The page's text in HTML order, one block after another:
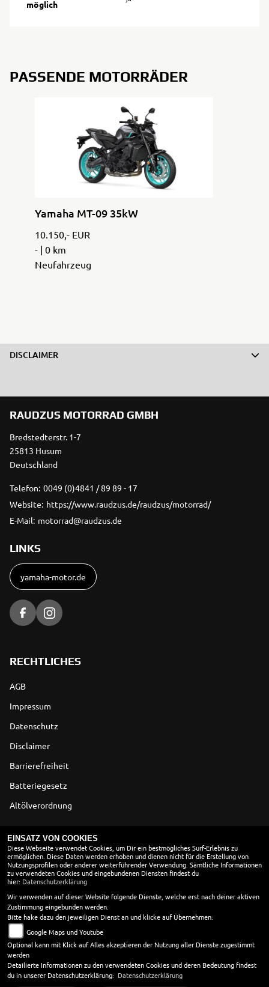
möglich
PASSENDE MOTORRÄDER
Yamaha MT-09 35kW
10.150,- EUR
- | 0 km
Neufahrzeug
DISCLAIMER
RAUDZUS MOTORRAD GMBH
Bredstedterstr. 1-7
25813 Husum
Deutschland
Telefon: 0049 (0)4841 / 89 89 - 17
Website: https://www.raudzus.de/raudzus/motorrad/
E-Mail: motorrad@raudzus.de
LINKS
yamaha-motor.de
RECHTLICHES
AGB
Impressum
Datenschutz
Disclaimer
Barrierefreiheit
Batteriegesetz
Altölverordnung
ÖFFNUNGSZEITEN
Montag:
08:00 - 18:00
Dienstag:
08:00 - 18:00
Mittwoch:
08:00 - 18:00
Donnerstag:
08:00 - 18:00
Freitag:
08:00 - 18:00
Samstag:
09:00 - 13:00
Sonntag:
geschlossen
Unsere Telefonzentrale ist 24 Std. rund um die Uhr für Sie
erreichbar.
EINSATZ VON COOKIES
Diese Webseite verwendet Cookies, um Dir ein bestmögliches Surf-Erlebnis zu
ermöglichen. Diese Daten werden erhoben und dienen nicht für die Erstellung von
Nutzungsprofilen oder anderer weiterführender Verwendung. Sämtliche Informationen
zu verwendeten Cookies und eingebundenen Diensten findest du
hier: Datenschutzerklärung
Wir verwenden auf dieser Website folgende Dienste, welche erst nach deiner aktiven
Zustimmung eingebunden werden.
Bitte hake dazu den jeweiligen Dienst an und klicke auf Übernehmen:
Google Maps und Youtube
Optional kann mit Klick auf Alles akzeptieren der Nutzung aller Dienste zugestimmt
werden
Detailierte Informationen zu den verwendeten Cookies und deren Bedeutung findest
du in unserer Datenschutzerklärung: Datenschutzerklärung